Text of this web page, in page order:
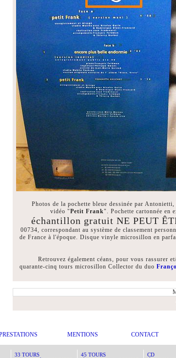
Photos de la pochette bleue dessinée par
vidéo "Petit Frank". Pochette cartonnée en
échantillon gratuit NE PEUT
00734, correspondant au système de classement
de France à l'époque. Disque vinyle microsillon en
Retrouvez également céans, pour vous rassurer
quarante-cinq tours microsillon Collector du duo
MENTIONS CONTACT
33 TOURS 45 TOURS CD